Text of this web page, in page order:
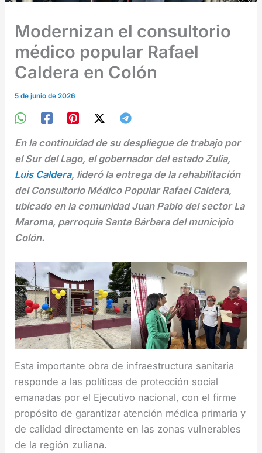
Modernizan el consultorio
médico popular Rafael
Caldera en Colón
5 de junio de 2026
En la continuidad de su despliegue de trabajo por
el Sur del Lago, el gobernador del estado Zulia,
Luis Caldera, lideró la entrega de la rehabilitación
del Consultorio Médico Popular Rafael Caldera,
ubicado en la comunidad Juan Pablo del sector La
Maroma, parroquia Santa Bárbara del municipio
Colón.
Esta importante obra de infraestructura sanitaria
responde a las políticas de protección social
emanadas por el Ejecutivo nacional, con el firme
propósito de garantizar atención médica primaria y
de calidad directamente en las zonas vulnerables
de la región zuliana.